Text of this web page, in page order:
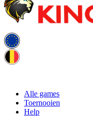
Alle games
Toernooien
Help